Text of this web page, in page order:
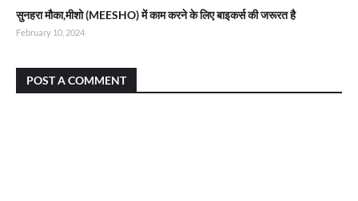
सुनहरा मौका,मीशो (MEESHO) में काम करने के लिए बाइकर्स की जरूरत है
February 10, 2024
POST A COMMENT